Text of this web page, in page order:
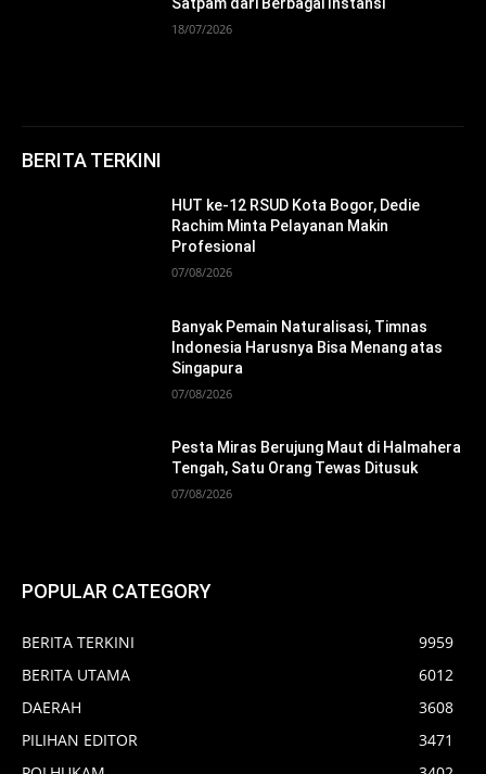
Satpam dari Berbagai Instansi
18/07/2026
BERITA TERKINI
HUT ke-12 RSUD Kota Bogor, Dedie
Rachim Minta Pelayanan Makin
Profesional
07/08/2026
Banyak Pemain Naturalisasi, Timnas
Indonesia Harusnya Bisa Menang atas
Singapura
07/08/2026
Pesta Miras Berujung Maut di Halmahera
Tengah, Satu Orang Tewas Ditusuk
07/08/2026
POPULAR CATEGORY
BERITA TERKINI
9959
BERITA UTAMA
6012
DAERAH
3608
PILIHAN EDITOR
3471